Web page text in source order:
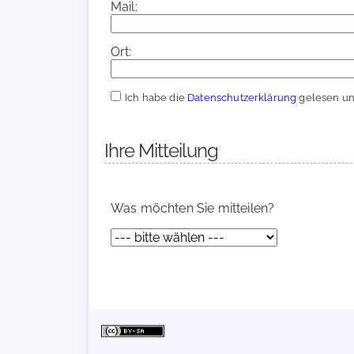
Mail:
Ort:
Ich habe die Datenschutzerklärung gelesen
Ihre Mitteilung
Was möchten Sie mitteilen?